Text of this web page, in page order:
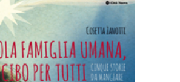
AGGIUNGI AL CARRELLO